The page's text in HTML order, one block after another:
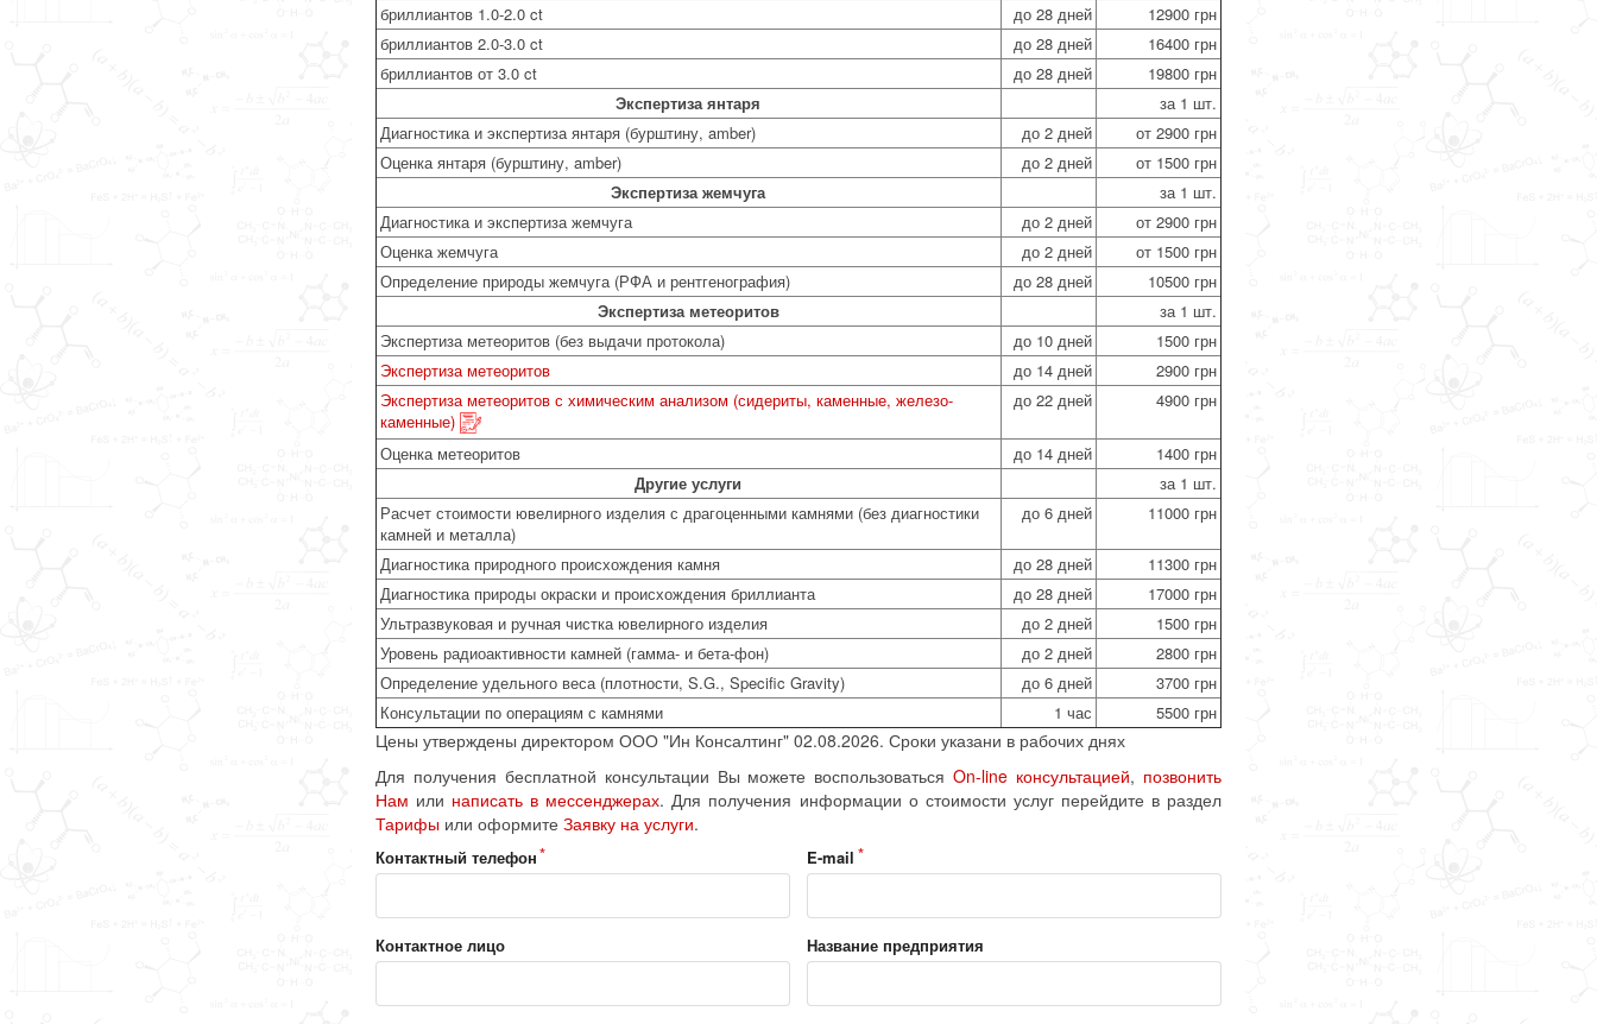
бриллиантов 1.0-2.0 ct
до 28 дней
12900 грн
бриллиантов 2.0-3.0 ct
до 28 дней
16400 грн
бриллиантов от 3.0 ct
до 28 дней
19800 грн
Экспертиза янтаря
за 1 шт.
Диагностика и экспертиза янтаря (бурштину, amber)
до 2 дней
от 2900 грн
Оценка янтаря (бурштину, amber)
до 2 дней
от 1500 грн
Экспертиза жемчуга
за 1 шт.
Диагностика и экспертиза жемчуга
до 2 дней
от 2900 грн
Оценка жемчуга
до 2 дней
от 1500 грн
Определение природы жемчуга (РФА и рентгенография)
до 28 дней
10500 грн
Экспертиза метеоритов
за 1 шт.
Экспертиза метеоритов (без выдачи протокола)
до 10 дней
1500 грн
Экспертиза метеоритов
до 14 дней
2900 грн
Экспертиза метеоритов с химическим анализом (сидериты, каменные, железо-
каменные)
до 22 дней 4900 грн
Оценка метеоритов до 14 дней
1400 грн
Другие услуги
за 1 шт.
Расчет стоимости ювелирного изделия с драгоценными камнями (без диагностики
камней и металла)
до 6 дней 11000 грн
Диагностика природного происхождения камня до 28 дней
11300 грн
Диагностика природы окраски и происхождения бриллианта
до 28 дней
17000 грн
Ультразвуковая и ручная чистка ювелирного изделия
до 2 дней
1500 грн
Уровень радиоактивности камней (гамма- и бета-фон)
до 2 дней
2800 грн
Определение удельного веса (плотности, S.G., Specific Gravity)
до 6 дней
3700 грн
Консультации по операциям с камнями
1 час 5500 грн
Цены утверждены директором ООО "Ин Консалтинг" 02.08.2026. Сроки указани в рабочих днях
Для получения бесплатной консультации Вы можете воспользоватьсяOn-line консультацией, позвонить
Нам или написать в мессенджерах. Для получения информации о стоимости услуг перейдите в раздел
Тарифыили оформите Заявку на услуги.
Контактный телефон E-mail
Контактное лицо Название предприятия